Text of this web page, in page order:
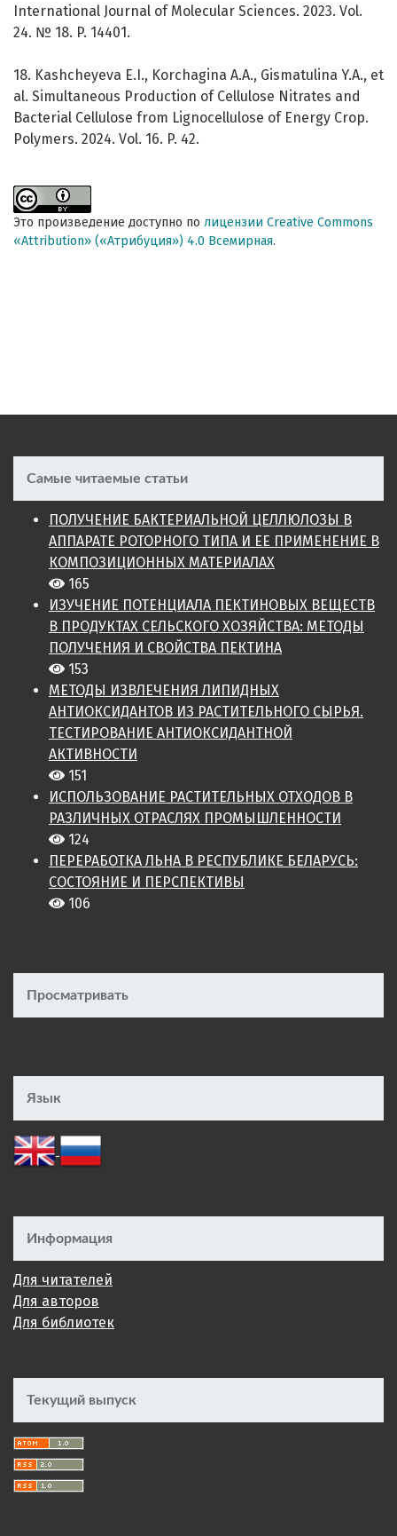
International Journal of Molecular Sciences. 2023. Vol.
24. № 18. P. 14401.
18. Kashcheyeva E.I., Korchagina A.A., Gismatulina Y.A., et
al. Simultaneous Production of Cellulose Nitrates and
Bacterial Cellulose from Lignocellulose of Energy Crop.
Polymers. 2024. Vol. 16. P. 42.
Это произведение доступно по лицензии Creative Commons
«Attribution» («Атрибуция») 4.0 Всемирная.
Самые читаемые статьи
ПОЛУЧЕНИЕ БАКТЕРИАЛЬНОЙ ЦЕЛЛЮЛОЗЫ В
АППАРАТЕ РОТОРНОГО ТИПА И ЕЕ ПРИМЕНЕНИЕ В
КОМПОЗИЦИОННЫХ МАТЕРИАЛАХ
165
ИЗУЧЕНИЕ ПОТЕНЦИАЛА ПЕКТИНОВЫХ ВЕЩЕСТВ
В ПРОДУКТАХ СЕЛЬСКОГО ХОЗЯЙСТВА: МЕТОДЫ
ПОЛУЧЕНИЯ И СВОЙСТВА ПЕКТИНА
153
МЕТОДЫ ИЗВЛЕЧЕНИЯ ЛИПИДНЫХ
АНТИОКСИДАНТОВ ИЗ РАСТИТЕЛЬНОГО СЫРЬЯ.
ТЕСТИРОВАНИЕ АНТИОКСИДАНТНОЙ
АКТИВНОСТИ
151
ИСПОЛЬЗОВАНИЕ РАСТИТЕЛЬНЫХ ОТХОДОВ В
РАЗЛИЧНЫХ ОТРАСЛЯХ ПРОМЫШЛЕННОСТИ
124
ПЕРЕРАБОТКА ЛЬНА В РЕСПУБЛИКЕ БЕЛАРУСЬ:
СОСТОЯНИЕ И ПЕРСПЕКТИВЫ
106
Просматривать
Язык
Информация
Для читателей
Для авторов
Для библиотек
Текущий выпуск